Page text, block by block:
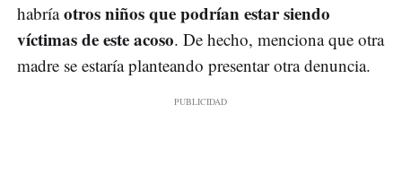
habríaotros niños que podrían estar siendo
víctimas de este acoso. De hecho, menciona que otra
madre se estaría planteando presentar otra denuncia.